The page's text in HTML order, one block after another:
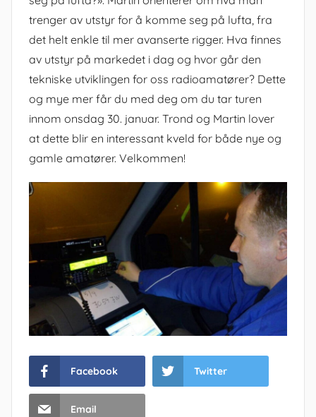
trenger av utstyr for å komme seg på lufta, fra
det helt enkle til mer avanserte rigger. Hva finnes
av utstyr på markedet i dag og hvor går den
tekniske utviklingen for oss radioamatører? Dette
og mye mer får du med deg om du tar turen
innom onsdag 30. januar. Trond og Martin lover
at dette blir en interessant kveld for både nye og
gamle amatører. Velkommen!
Facebook Twitter
Email